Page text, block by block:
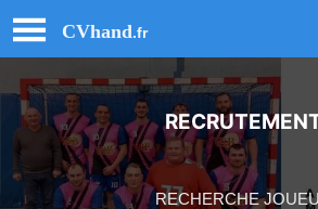
CVhand.fr
RECHERCHE